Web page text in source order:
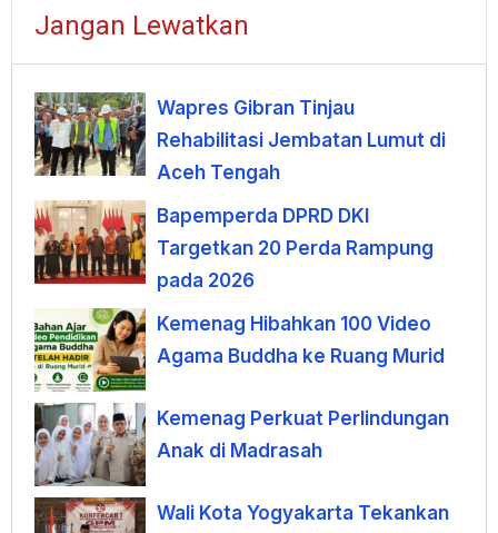
Jangan Lewatkan
Wapres Gibran Tinjau
Rehabilitasi Jembatan Lumut di
Aceh Tengah
Bapemperda DPRD DKI
Targetkan 20 Perda Rampung
pada 2026
Kemenag Hibahkan 100 Video
Agama Buddha ke Ruang Murid
Kemenag Perkuat Perlindungan
Anak di Madrasah
Wali Kota Yogyakarta Tekankan